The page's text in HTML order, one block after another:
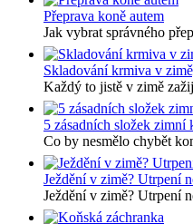
Přeprava koně autem
Jak vybrat správného
Skladování krmiva v
Každý to jistě v zimě
5 zásadních složek zimní
Co by nesmělo chybět
Ježdění v zimě? Utrpení
Ježdění v zimě? Utrpení